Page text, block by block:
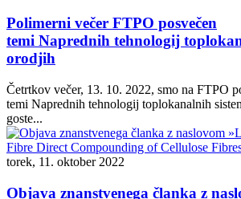
Polimerni večer FTPO posvečen
temi Naprednih tehnologij
orodjih
Četrtkov večer, 13. 10. 2022, smo na FTPO
temi Naprednih tehnologij toplokanalnih
goste...
torek, 11. oktober 2022
Objava znanstvenega članka z